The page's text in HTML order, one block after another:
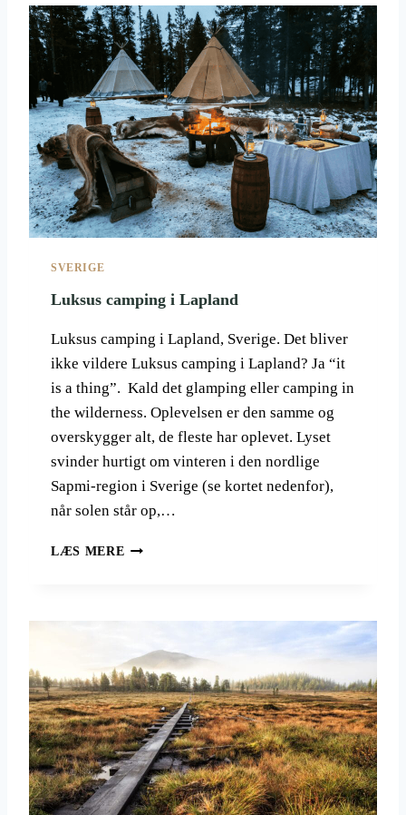
I
S
V
E
R
I
G
E
L
O
K
K
E
K
E
R
N
T
I
L
D
B
A
N
E
R
SVERIGE
Luksus camping i Lapland
Luksus camping i Lapland, Sverige. Det bliver
ikke vildere Luksus camping i Lapland? Ja “it
is a thing”. Kald det glamping eller camping in
the wilderness. Oplevelsen er den samme og
overskygger alt, de fleste har oplevet. Lyset
svinder hurtigt om vinteren i den nordlige
Sapmi-region i Sverige (se kortet nedenfor),
når solen står op,…
LÆS MERE L
C
A
M
P
I
N
G
I